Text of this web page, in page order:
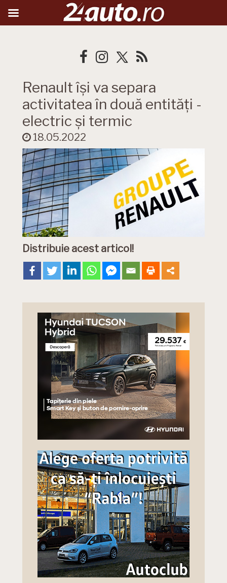
Renault își va separa
activitatea în două entități -
electric și termic
18.05.2022
Distribuie acest articol!